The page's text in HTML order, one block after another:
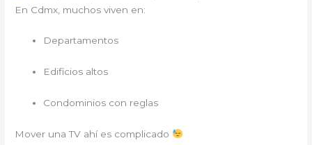
En Cdmx, muchos viven en:
Departamentos
Edificios altos
Condominios con reglas
Mover una TV ahí es complicado